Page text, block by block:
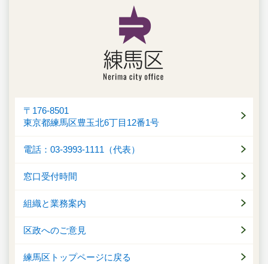
〒176-8501
東京都練馬区豊玉北6丁目12番1号
電話：03-3993-1111（代表）
窓口受付時間
組織と業務案内
区政へのご意見
練馬区トップページに戻る